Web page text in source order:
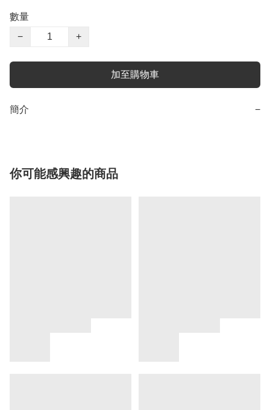
數量
−
+
加至購物車
簡介 −
你可能感興趣的商品